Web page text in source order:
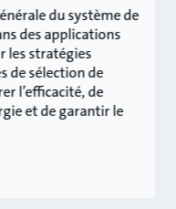
du système de
des applications
les stratégies
de sélection de
l’efficacité, de
et de garantir le